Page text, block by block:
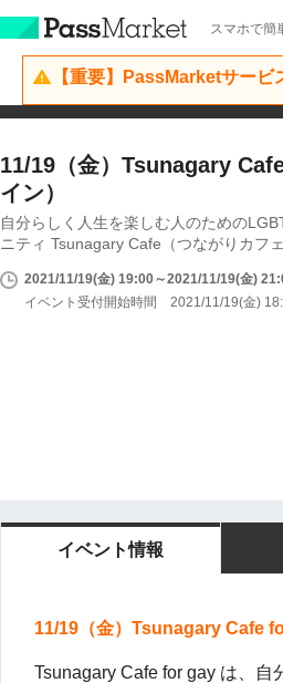
スマホで簡
【重要】PassMarketサービ
11/19（金）Tsunagary
イン）
自分らしく人生を楽しむ人のための
ニティ Tsunagary Cafe（つながりカフェ
2021/11/19(金) 19:00～2021/11/19(金)
イベント受付開始時間 2021/11/19(金)
イベント情報
11/19（金）Tsunagary Cafe
Tsunagary Cafe for gay は、